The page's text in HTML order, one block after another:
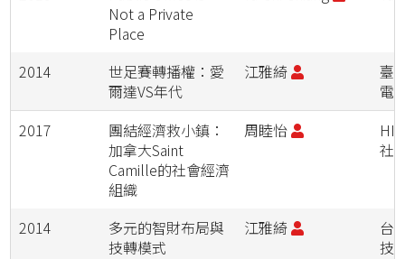
Not a Private
Place
2014
世足賽轉播權：愛
爾達VS年代
江雅綺
臺
電
2017
團結經濟救小鎮：
加拿大Saint
Camille的社會經濟
組織
周睦怡
社
2014
多元的智財布局與
技轉模式
江雅綺
台
技